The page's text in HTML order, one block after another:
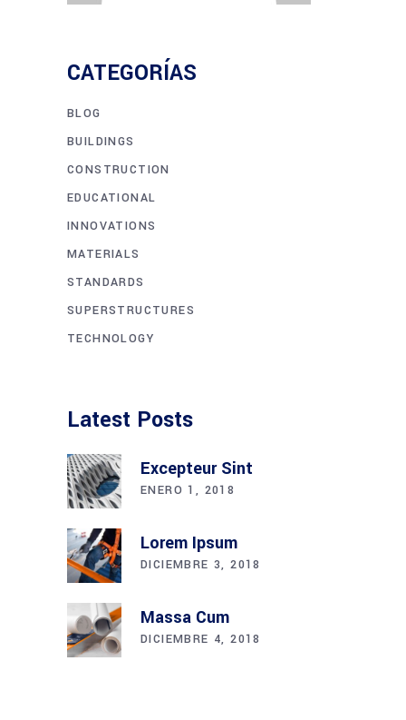
CATEGORÍAS
BLOG
BUILDINGS
CONSTRUCTION
EDUCATIONAL
INNOVATIONS
MATERIALS
STANDARDS
SUPERSTRUCTURES
TECHNOLOGY
Latest Posts
Excepteur Sint
ENERO 1, 2018
Lorem Ipsum
DICIEMBRE 3, 2018
Massa Cum
DICIEMBRE 4, 2018